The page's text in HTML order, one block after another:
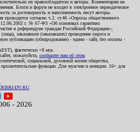
их правообладатели и авторы. Комментарии на
Блоги и форум не входят в электронное периодическое
за достоверность и наполняемость несут авторы.
проводятся согласно ч.2. ст.46 «Опросы общественного
12.06.2002 г. № 67-ФЗ «Об основных гарантиях
в референдуме граждан Российской Федерации»;
заказавшее (заказавших) проведение опроса и
публикацию (обнародование) - едино - сайт, без оплаты -
фактически +8 мск.
пожалуйста, сообщите нам об этом
социальной, духовной жизни общества,
просветительские функции. Для мужчин и женщин. 16+ для
DV.RU
- 2026